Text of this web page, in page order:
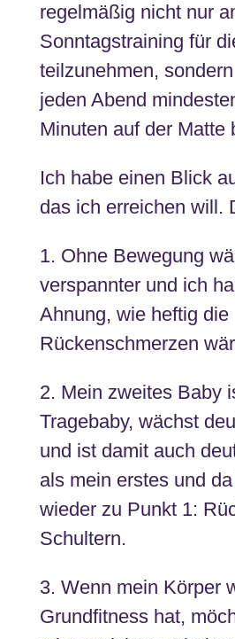
regelmäßig nicht nur
Sonntagstraining für
teilzunehmen,
jeden Abend
Minuten auf der Matte
Ich habe einen Blick
das ich erreichen will.
1. Ohne Bewegung
verspannter und ich
Ahnung, wie heftig die
Rückenschmerzen
2. Mein zweites Baby
Tragebaby, wächst
und ist damit auch
als mein erstes und
wieder zu Punkt 1:
Schultern.
3. Wenn mein Körper
Grundfitness hat,